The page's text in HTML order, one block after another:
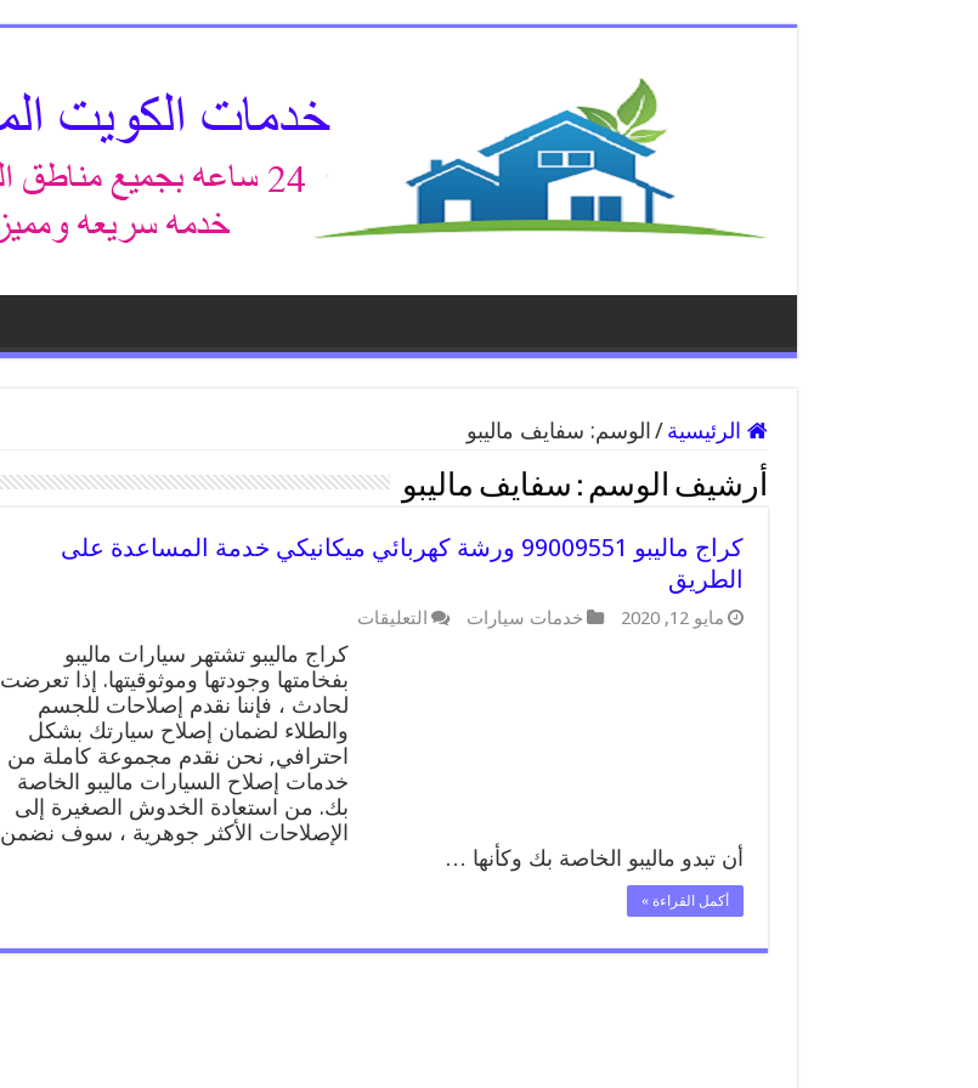
الرئيسية / الوسم: سفايف ماليبو
أرشيف الوسم : سفايف ماليبو
كراج ماليبو 99009551 ورشة كهربائي ميكانيكي خدمة المساعدة على
الطريق
مايو 12, 2020 خدمات سيارات التعليقات
ماليبو
99009551
ورشة
كهربائي
ميكانيكي
خدمة
المساعدة
على
الطريق
كراج ماليبو تشتهر سيارات ماليبو
بفخامتها وجودتها وموثوقيتها. إذا تعرضت
لحادث ، فإننا نقدم إصلاحات للجسم
والطلاء لضمان إصلاح سيارتك بشكل
احترافي, نحن نقدم مجموعة كاملة من
خدمات إصلاح السيارات ماليبو الخاصة
بك. من استعادة الخدوش الصغيرة إلى
الإصلاحات الأكثر جوهرية ، سوف نضمن
أن تبدو ماليبو الخاصة بك وكأنها …
أكمل القراءة »